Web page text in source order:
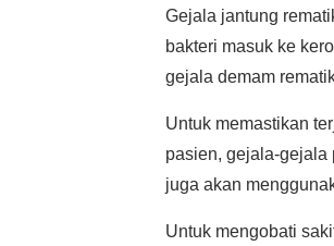
Gejala jantung
bakteri masuk ke
gejala demam
Untuk memastikan
pasien, gejala-gejala
juga akan
Untuk mengobati